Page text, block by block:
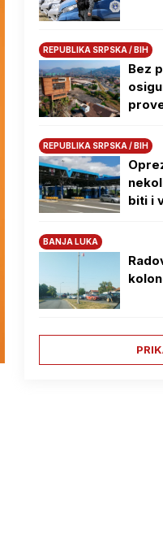
REPUBLIKA SRPSKA / BIH
Bez
REPUBLIKA SRPSKA / BIH
biti i
BANJA LUKA